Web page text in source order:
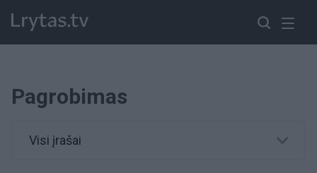
Pagrobimas
Visi įrašai